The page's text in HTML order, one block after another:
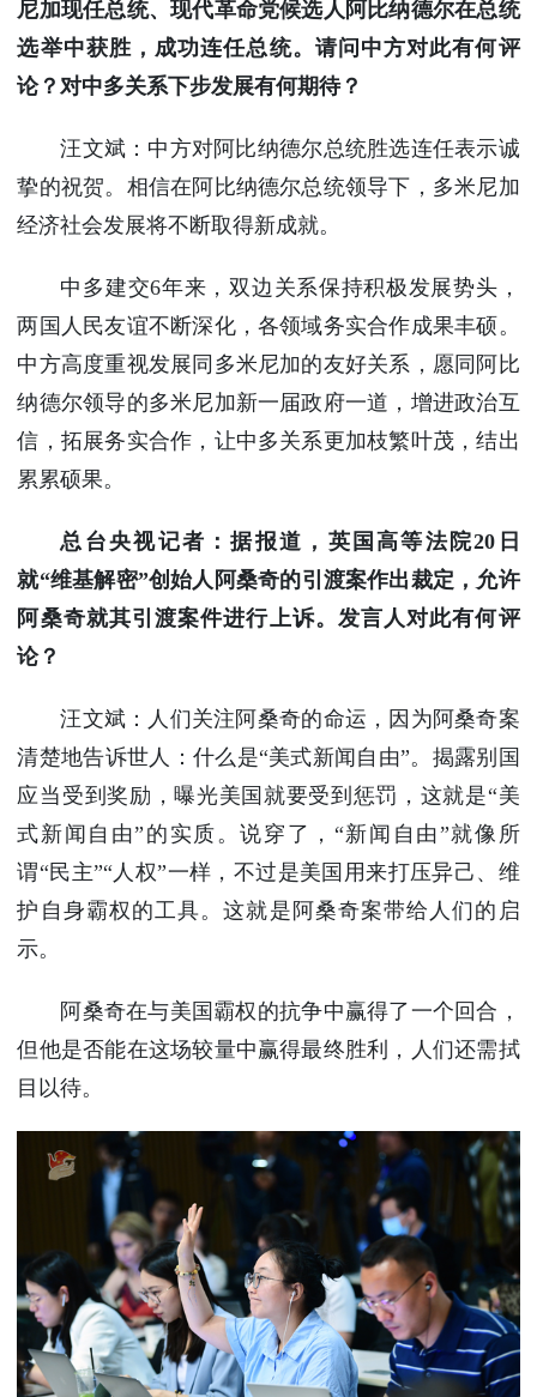
尼加现任总统、现代革命党候选人阿比纳德尔在总统
选举中获胜，成功连任总统。请问中方对此有何评
论？对中多关系下步发展有何期待？
汪文斌：中方对阿比纳德尔总统胜选连任表示诚
挚的祝贺。相信在阿比纳德尔总统领导下，多米尼加
经济社会发展将不断取得新成就。
中多建交6年来，双边关系保持积极发展势头，
两国人民友谊不断深化，各领域务实合作成果丰硕。
中方高度重视发展同多米尼加的友好关系，愿同阿比
纳德尔领导的多米尼加新一届政府一道，增进政治互
信，拓展务实合作，让中多关系更加枝繁叶茂，结出
累累硕果。
总台央视记者：据报道，英国高等法院20日
就“维基解密”创始人阿桑奇的引渡案作出裁定，允许
阿桑奇就其引渡案件进行上诉。发言人对此有何评
论？
汪文斌：人们关注阿桑奇的命运，因为阿桑奇案
清楚地告诉世人：什么是“美式新闻自由”。揭露别国
应当受到奖励，曝光美国就要受到惩罚，这就是“美
式新闻自由”的实质。说穿了，“新闻自由”就像所
谓“民主”“人权”一样，不过是美国用来打压异己、维
护自身霸权的工具。这就是阿桑奇案带给人们的启
示。
阿桑奇在与美国霸权的抗争中赢得了一个回合，
但他是否能在这场较量中赢得最终胜利，人们还需拭
目以待。